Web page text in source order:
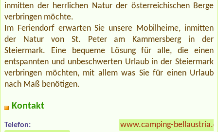
inmitten der herrlichen Natur der österreichischen Berge
verbringen möchte.
Im Feriendorf erwarten Sie unsere Mobilheime, inmitten
der Natur von St. Peter am Kammersberg in der
Steiermark. Eine bequeme Lösung für alle, die einen
entspannten und unbeschwerten Urlaub in der Steiermark
verbringen möchten, mit allem was Sie für einen Urlaub
nach Maß benötigen.
Kontakt
Telefon: www.camping-